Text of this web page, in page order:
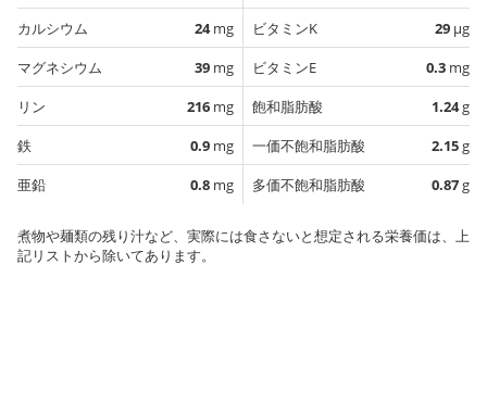
カルシウム
24mg
マグネシウム
39 mg
リン
216 mg
鉄
0.9 mg
亜鉛
0.8 mg
ビタミンK
29 µg
ビタミンE
0.3 mg
飽和脂肪酸
1.24g
一価不飽和脂肪酸
2.15g
多価不飽和脂肪酸
0.87g
煮物や麺類の残り汁など、実際には食さないと想定される栄養価は、上
記リストから除いてあります。